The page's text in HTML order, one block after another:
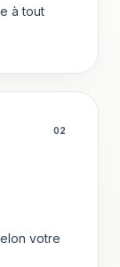
à tout
02
votre